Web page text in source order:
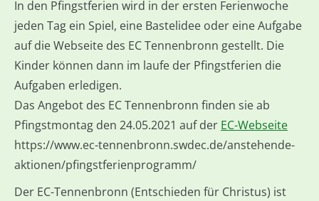
In den Pfingstferien wird in der ersten Ferienwoche
jeden Tag ein Spiel, eine Bastelidee oder eine Aufgabe
auf die Webseite des EC Tennenbronn gestellt. Die
Kinder können dann im laufe der Pfingstferien die
Aufgaben erledigen.
Das Angebot des EC Tennenbronn finden sie ab
Pfingstmontag den 24.05.2021 auf der EC-Webseite
https://www.ec-tennenbronn.swdec.de/anstehende-
aktionen/pfingstferienprogramm/
Der EC-Tennenbronn (Entschieden für Christus) ist